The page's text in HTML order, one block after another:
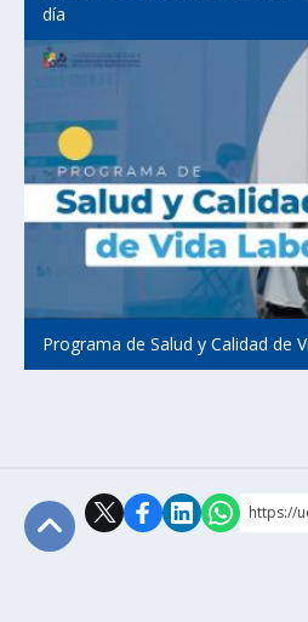
día
Programa de Salud y Calidad de
https://